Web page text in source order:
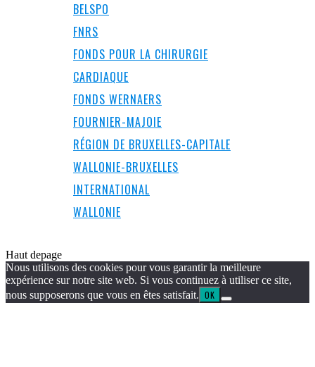
BELSPO
FNRS
FONDS POUR LA CHIRURGIE
CARDIAQUE
FONDS WERNAERS
FOURNIER-MAJOIE
RÉGION DE BRUXELLES-CAPITALE
WALLONIE-BRUXELLES
INTERNATIONAL
WALLONIE
Haut depage
Nous utilisons des cookies pour vous garantir la meilleure
expérience sur notre site web. Si vous continuez à utiliser ce site,
nous supposerons que vous en êtes satisfait. OK